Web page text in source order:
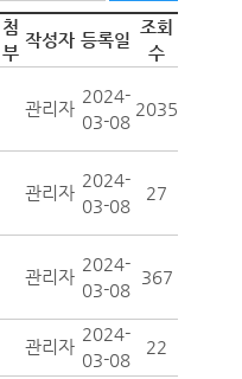
첨
부
작성자 등록일
조회
수
관리자
2024-
03-08
2035
관리자
2024-
03-08
27
관리자
2024-
03-08
367
관리자
2024-
03-08
22